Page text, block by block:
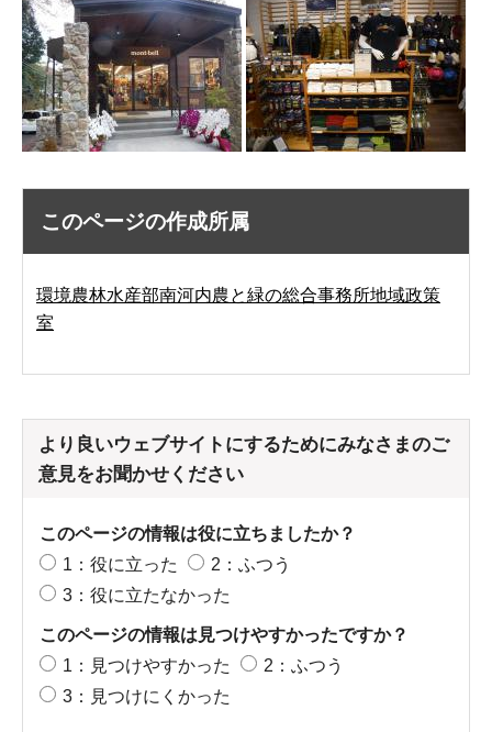
このページの作成所属
環境農林水産部南河内農と緑の総合事務所地域政策
室
より良いウェブサイトにするためにみなさまのご
意見をお聞かせください
このページの情報は役に立ちましたか？
1：役に立った
2：ふつう
3：役に立たなかった
このページの情報は見つけやすかったですか？
1：見つけやすかった
2：ふつう
3：見つけにくかった